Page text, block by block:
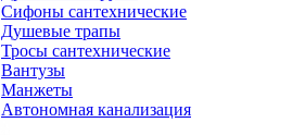
Сифоны сантехнические
Душевые трапы
Тросы сантехнические
Вантузы
Манжеты
Автономная канализация